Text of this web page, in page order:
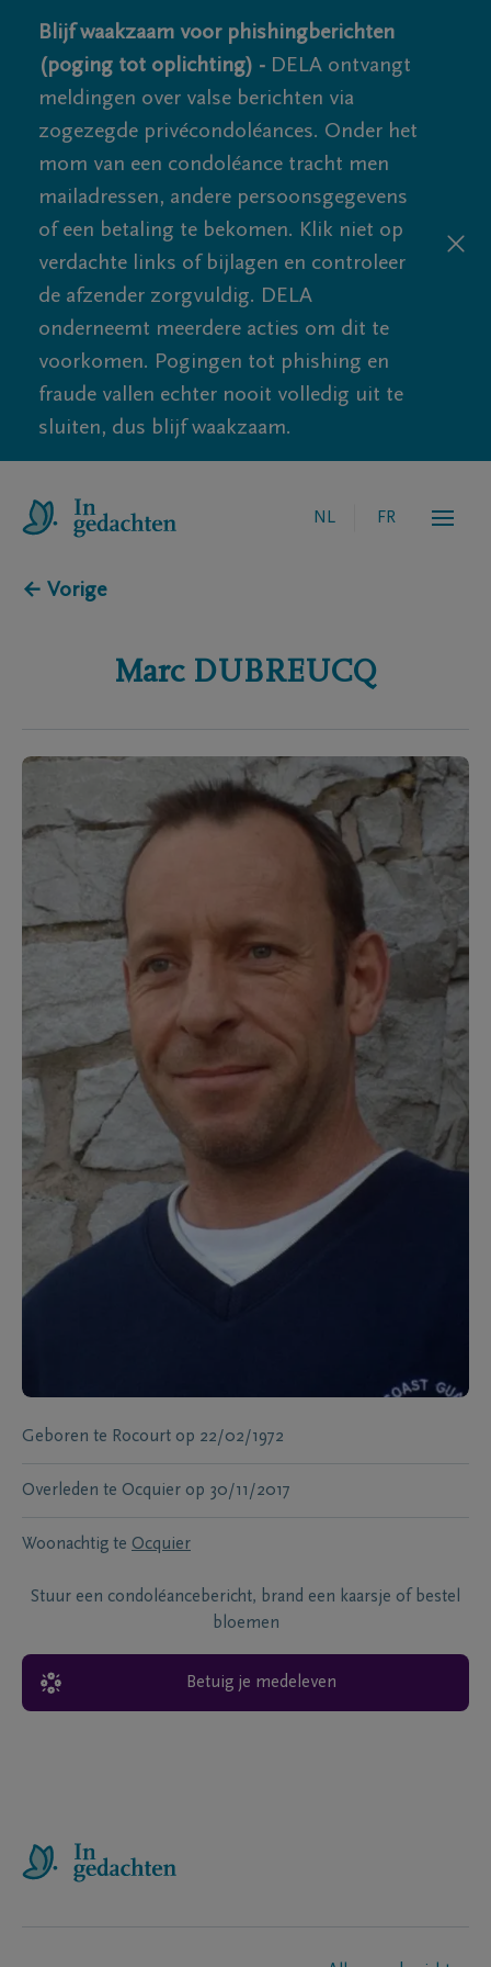
Blijf waakzaam voor phishingberichten
(poging tot oplichting) - DELA ontvangt
meldingen over valse berichten via
zogezegde privécondoléances. Onder het
mom van een condoléance tracht men
mailadressen, andere persoonsgegevens
of een betaling te bekomen. Klik niet op
verdachte links of bijlagen en controleer
de afzender zorgvuldig. DELA
onderneemt meerdere acties om dit te
voorkomen. Pogingen tot phishing en
fraude vallen echter nooit volledig uit te
sluiten, dus blijf waakzaam.
NL FR
← Vorige
Marc DUBREUCQ
Geboren te Rocourt op 22/02/1972
Overleden te Ocquier op 30/11/2017
Woonachtig te Ocquier
Stuur een condoléancebericht, brand een kaarsje of bestel
bloemen
Betuig je medeleven